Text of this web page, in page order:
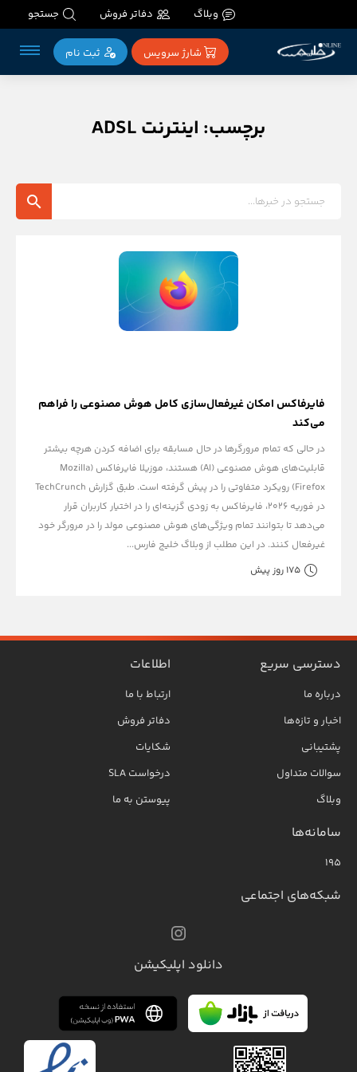
وبلاگ دفاتر فروش جستجو
شارژ سرویس ثبت‌ نام
برچسب: اینترنت ADSL
فایرفاکس امکان غیرفعال‌سازی کامل هوش مصنوعی را فراهم
می‌کند
در حالی که تمام مرورگرها در حال مسابقه برای اضافه کردن هرچه بیشتر
قابلیت‌های هوش مصنوعی (AI) هستند، موزیلا فایرفاکس (Mozilla
Firefox) رویکرد متفاوتی را در پیش گرفته است. طبق گزارش TechCrunch
در فوریه ۲۰۲۶، فایرفاکس به زودی گزینه‌ای را در اختیار کاربران قرار
می‌دهد تا بتوانند تمام ویژگی‌های هوش مصنوعی مولد را در مرورگر خود
غیرفعال کنند. در این مطلب از وبلاگ خلیج فارس...
175 روز پیش
دسترسی سریع
درباره ما
اخبار و تازه‌ها
پشتیبانی
سوالات متداول
وبلاگ
اطلاعات
ارتباط با ما
دفاتر فروش
شکایات
درخواست SLA
پیوستن به ما
سامانه‌ها
۱۹۵
شبکه‌های اجتماعی
دانلود اپلیکیشن